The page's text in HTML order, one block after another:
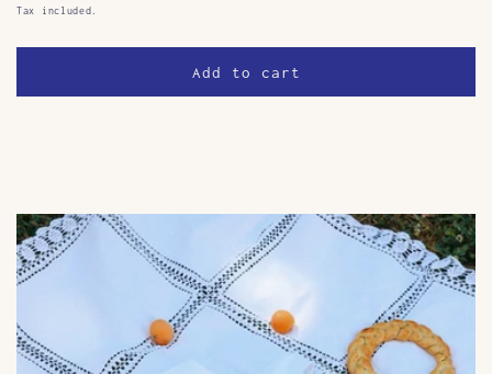
price
Tax included.
Add to cart